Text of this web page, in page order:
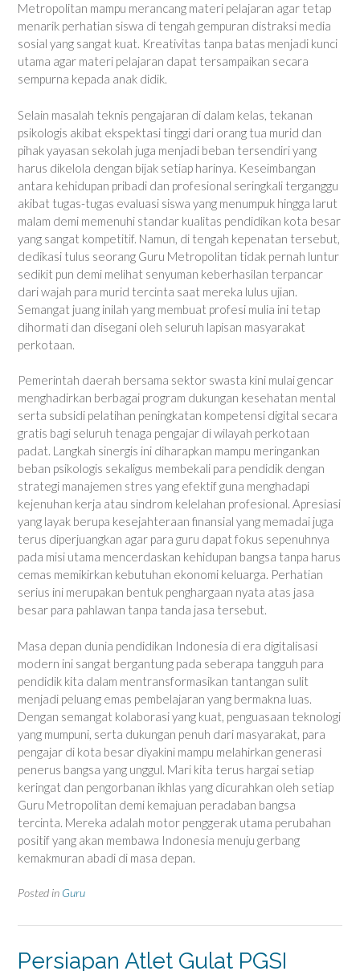
Metropolitan mampu merancang materi pelajaran agar tetap
menarik perhatian siswa di tengah gempuran distraksi media
sosial yang sangat kuat. Kreativitas tanpa batas menjadi kunci
utama agar materi pelajaran dapat tersampaikan secara
sempurna kepada anak didik.
Selain masalah teknis pengajaran di dalam kelas, tekanan
psikologis akibat ekspektasi tinggi dari orang tua murid dan
pihak yayasan sekolah juga menjadi beban tersendiri yang
harus dikelola dengan bijak setiap harinya. Keseimbangan
antara kehidupan pribadi dan profesional seringkali terganggu
akibat tugas-tugas evaluasi siswa yang menumpuk hingga larut
malam demi memenuhi standar kualitas pendidikan kota besar
yang sangat kompetitif. Namun, di tengah kepenatan tersebut,
dedikasi tulus seorang Guru Metropolitan tidak pernah luntur
sedikit pun demi melihat senyuman keberhasilan terpancar
dari wajah para murid tercinta saat mereka lulus ujian.
Semangat juang inilah yang membuat profesi mulia ini tetap
dihormati dan disegani oleh seluruh lapisan masyarakat
perkotaan.
Pemerintah daerah bersama sektor swasta kini mulai gencar
menghadirkan berbagai program dukungan kesehatan mental
serta subsidi pelatihan peningkatan kompetensi digital secara
gratis bagi seluruh tenaga pengajar di wilayah perkotaan
padat. Langkah sinergis ini diharapkan mampu meringankan
beban psikologis sekaligus membekali para pendidik dengan
strategi manajemen stres yang efektif guna menghadapi
kejenuhan kerja atau sindrom kelelahan profesional. Apresiasi
yang layak berupa kesejahteraan finansial yang memadai juga
terus diperjuangkan agar para guru dapat fokus sepenuhnya
pada misi utama mencerdaskan kehidupan bangsa tanpa harus
cemas memikirkan kebutuhan ekonomi keluarga. Perhatian
serius ini merupakan bentuk penghargaan nyata atas jasa
besar para pahlawan tanpa tanda jasa tersebut.
Masa depan dunia pendidikan Indonesia di era digitalisasi
modern ini sangat bergantung pada seberapa tangguh para
pendidik kita dalam mentransformasikan tantangan sulit
menjadi peluang emas pembelajaran yang bermakna luas.
Dengan semangat kolaborasi yang kuat, penguasaan teknologi
yang mumpuni, serta dukungan penuh dari masyarakat, para
pengajar di kota besar diyakini mampu melahirkan generasi
penerus bangsa yang unggul. Mari kita terus hargai setiap
keringat dan pengorbanan ikhlas yang dicurahkan oleh setiap
Guru Metropolitan demi kemajuan peradaban bangsa
tercinta. Mereka adalah motor penggerak utama perubahan
positif yang akan membawa Indonesia menuju gerbang
kemakmuran abadi di masa depan.
Posted in Guru
Persiapan Atlet Gulat PGSI